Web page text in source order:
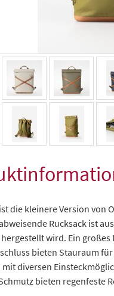
die kleinere Version von
Rucksack ist
wird. Ein
bieten Stauraum
diversen
bieten regenfeste